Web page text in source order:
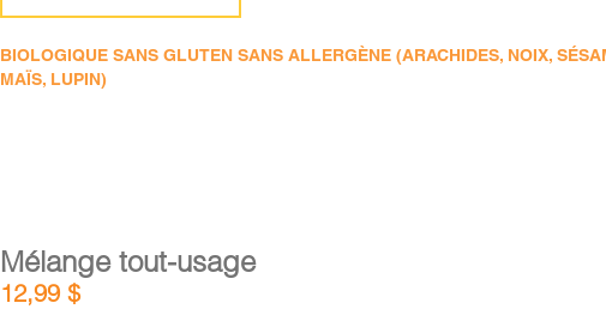
BIOLOGIQUE SANS GLUTEN SANS ALLERGÈNE (ARACHIDES, NOIX,
MAÏS, LUPIN)
Mélange tout-usage
12,99$